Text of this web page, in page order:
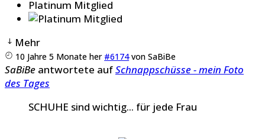
Platinum Mitglied
Mehr
10 Jahre 5 Monate her #6174 vonSaBiBe
SaBiBe antwortete aufSchnappschüsse - mein Foto
des Tages
SCHUHE sind wichtig... für jede Frau